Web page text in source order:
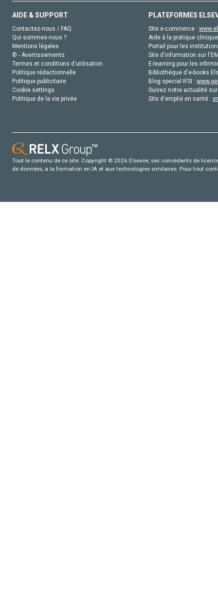
AIDE & SUPPORT
Contactez-nous / FAQ
Qui sommes-nous ?
Mentions légales
© - Avertissements
Termes et conditions d'utilisation
Politique rédactionnelle
Politique publicitaire
Cookie settings
Politique de la vie privée
PLATEFORMES
Site e-commerce :
Aide à la pratique
Portail pour les
Site d'information sur
E-learning pour les
Bibliothèque d'e-books
Blog special IFSI :
Suivez notre actualité
Site d'emploi en santé :
Tout le contenu de ce site: Copyright © 2026 Elsevier, ses concédants de
de données, a la formation en IA et aux technologies similaires. Pour tout